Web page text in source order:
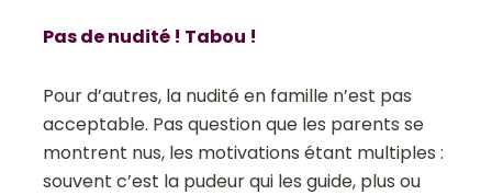
Pas de nudité ! Tabou !
Pour d’autres, la nudité en famille n’est pas
acceptable. Pas question que les parents se
montrent nus, les motivations étant multiples :
souvent c’est la pudeur qui les guide, plus ou